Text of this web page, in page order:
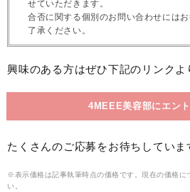
せていただきます。
合否に関する個別のお問い合わせには
了承ください。
興味のある方はぜひ下記のリンクよ
4MEEE美容部にエント
たくさんのご応募をお待ちしていま
※表示価格は記事執筆時点の価格です。現在の価格に
い。